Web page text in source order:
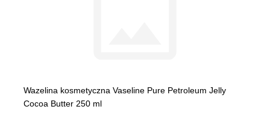
Wazelina kosmetyczna Vaseline Pure Petroleum Jelly
Cocoa Butter 250 ml